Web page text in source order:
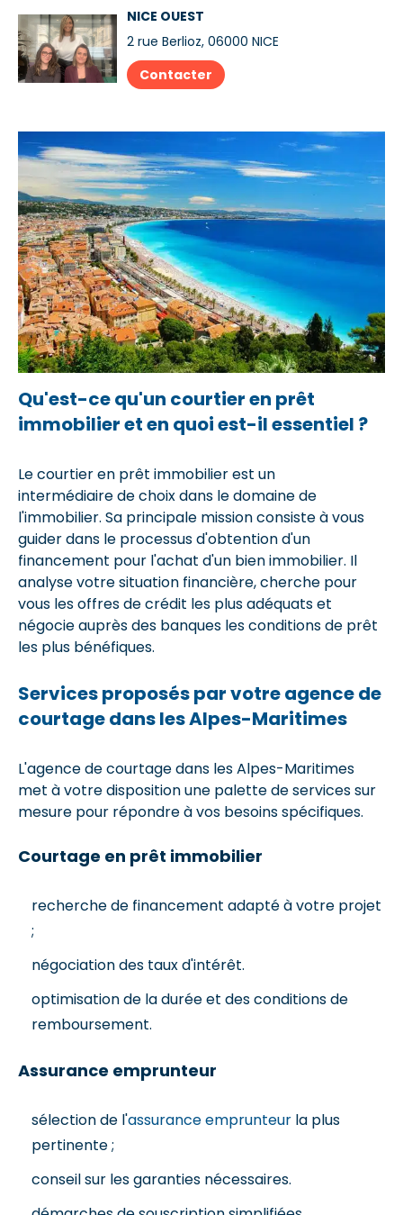
NICE OUEST
2 rue Berlioz, 06000 NICE
Contacter
Qu'est-ce qu'un courtier en prêt
immobilier et en quoi est-il essentiel ?
Le courtier en prêt immobilier est un
intermédiaire de choix dans le domaine de
l'immobilier. Sa principale mission consiste à vous
guider dans le processus d'obtention d'un
financement pour l'achat d'un bien immobilier. Il
analyse votre situation financière, cherche pour
vous les offres de crédit les plus adéquats et
négocie auprès des banques les conditions de prêt
les plus bénéfiques.
Services proposés par votre agence de
courtage dans les Alpes-Maritimes
L'agence de courtage dans les Alpes-Maritimes
met à votre disposition une palette de services sur
mesure pour répondre à vos besoins spécifiques.
Courtage en prêt immobilier
recherche de financement adapté à votre projet
;
négociation des taux d'intérêt.
optimisation de la durée et des conditions de
remboursement.
Assurance emprunteur
sélection de l'assurance emprunteur la plus
pertinente ;
conseil sur les garanties nécessaires.